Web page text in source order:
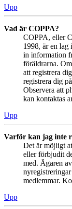
Upp
Vad är COPPA?
COPPA, eller
1998, är en lag
in information
föräldrarna.
att registrera
registrera dig
Observera att
kan kontaktas
Upp
Varför kan jag inte
Det är möjligt
eller förbjudit
med. Ägaren
medlemmar.
Upp